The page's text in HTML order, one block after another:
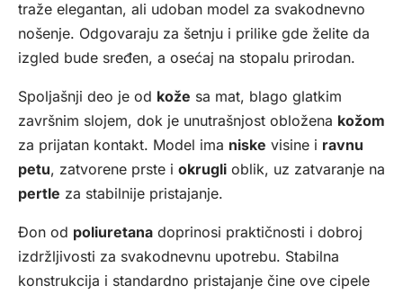
traže elegantan, ali udoban model za svakodnevno
nošenje. Odgovaraju za šetnju i prilike gde želite da
izgled bude sređen, a osećaj na stopalu prirodan.
Spoljašnji deo je od kože sa mat, blago glatkim
završnim slojem, dok je unutrašnjost obložena kožom
za prijatan kontakt. Model ima niske visine i ravnu
petu, zatvorene prste i okrugli oblik, uz zatvaranje na
pertle za stabilnije pristajanje.
Đon od poliuretana doprinosi praktičnosti i dobroj
izdržljivosti za svakodnevnu upotrebu. Stabilna
konstrukcija i standardno pristajanje čine ove cipele